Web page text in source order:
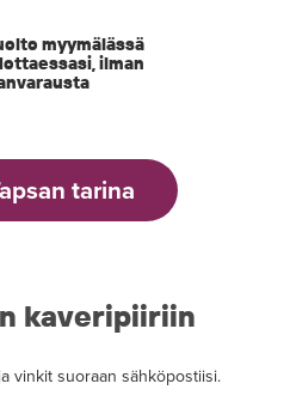
myymälässä
ilman
tarina
kaveripiiriin
vinkit suoraan sähköpostiisi.